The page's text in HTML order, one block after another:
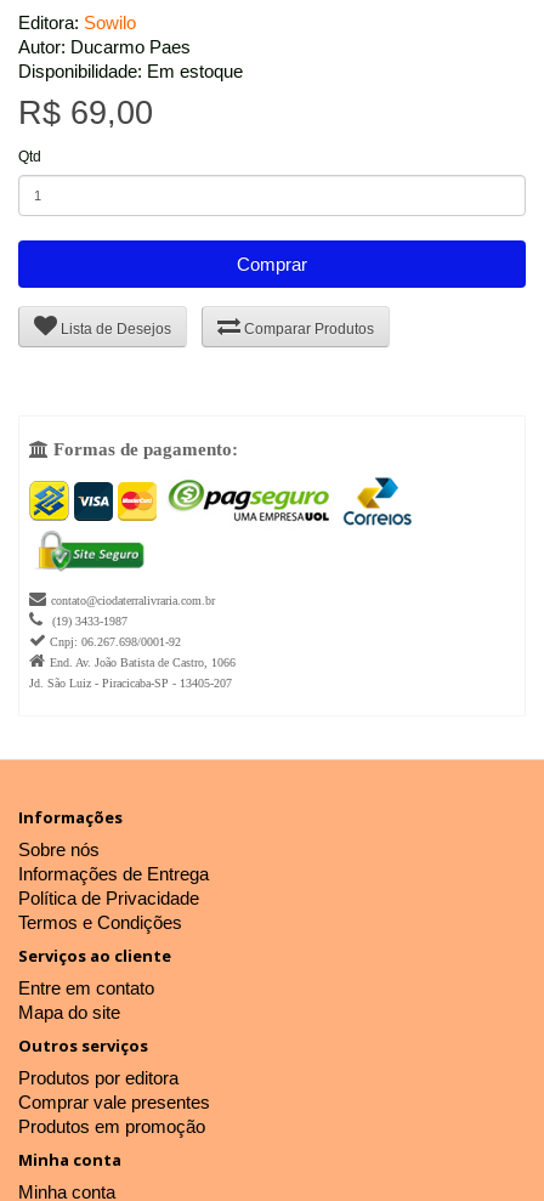
Editora: Sowilo
Autor: Ducarmo Paes
Disponibilidade: Em estoque
R$ 69,00
Qtd
Comprar
Lista de Desejos Comparar Produtos
 Formas de pagamento:
 contato@ciodaterralivraria.com.br
 (19) 3433-1987
 Cnpj: 06.267.698/0001-92
 End. Av. João Batista de Castro, 1066
Jd. São Luiz - Piracicaba-SP - 13405-207
Informações
Sobre nós
Informações de Entrega
Política de Privacidade
Termos e Condições
Serviços ao cliente
Entre em contato
Mapa do site
Outros serviços
Produtos por editora
Comprar vale presentes
Produtos em promoção
Minha conta
Minha conta